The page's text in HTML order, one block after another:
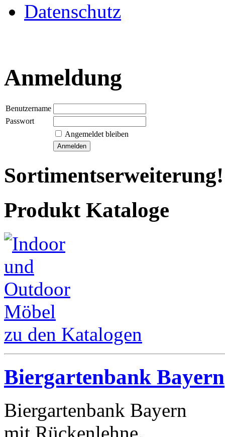
Datenschutz
Anmeldung
Benutzername
Passwort
Angemeldet bleiben
Produkt Kataloge
zu den Katalogen
Biergartenbank Bayern
Biergartenbank Bayern